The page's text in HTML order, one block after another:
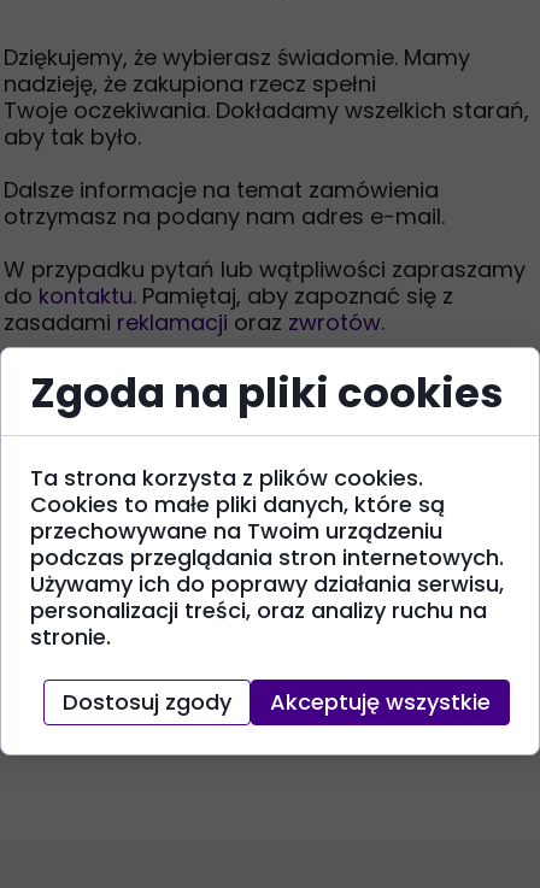
Dziękujemy, że wybierasz świadomie. Mamy
nadzieję, że zakupiona rzecz spełni
Twoje oczekiwania. Dokładamy wszelkich starań,
aby tak było.
Dalsze informacje na temat zamówienia
otrzymasz na podany nam adres e-mail.
W przypadku pytań lub wątpliwości zapraszamy
do kontaktu. Pamiętaj, aby zapoznać się z
zasadami reklamacji oraz zwrotów.
Bądź na bieżąco z naszą ofertą, otrzymuj
informacje o nowościach i promocjach.Zapisz
się do naszego newslettera.
I wpadnij na małe zakupy za jakiś czas.
Zapraszamy w każdym razie.
Tymczasem życzymy Ci miłego dnia i niech żyje
rękodzieło! :)
Zgoda na pliki cookies
Ta strona korzysta z plików cookies.
Cookies to małe pliki danych, które są
przechowywane na Twoim urządzeniu
podczas przeglądania stron internetowych.
Używamy ich do poprawy działania serwisu,
personalizacji treści, oraz analizy ruchu na
stronie.
Dostosuj zgody Akceptuję wszystkie